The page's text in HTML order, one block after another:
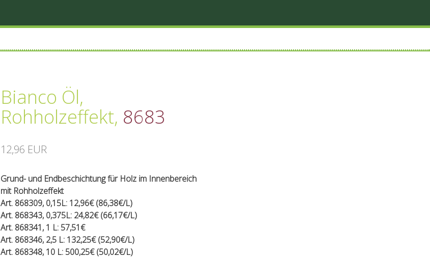
Bianco Öl,
Rohholzeffekt, 8683
12,96 EUR
Grund- und Endbeschichtung für Holz im Innenbereich
mit Rohholzeffekt
Art. 868309, 0,15L: 12,96€ (86,38€/L)
Art. 868343, 0,375L: 24,82€ (66,17€/L)
Art. 868341, 1 L: 57,51€
Art. 868346, 2,5 L: 132,25€ (52,90€/L)
Art. 868348, 10 L: 500,25€ (50,02€/L)